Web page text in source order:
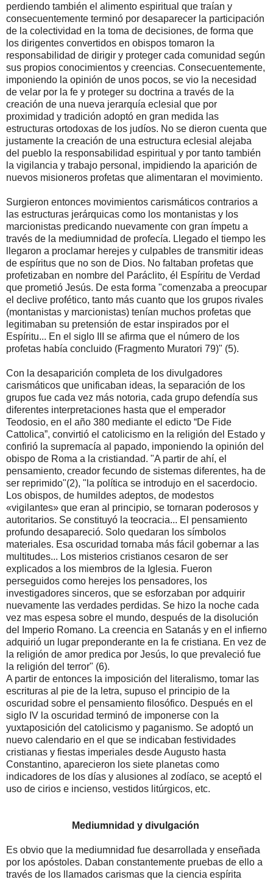
perdiendo también el alimento espiritual que traían y
consecuentemente terminó por desaparecer la participación
de la colectividad en la toma de decisiones, de forma que
los dirigentes convertidos en obispos tomaron la
responsabilidad de dirigir y proteger cada comunidad según
sus propios conocimientos y creencias. Consecuentemente,
imponiendo la opinión de unos pocos, se vio la necesidad
de velar por la fe y proteger su doctrina a través de la
creación de una nueva jerarquía eclesial que por
proximidad y tradición adoptó en gran medida las
estructuras ortodoxas de los judíos. No se dieron cuenta que
justamente la creación de una estructura eclesial alejaba
del pueblo la responsabilidad espiritual y por tanto también
la vigilancia y trabajo personal, impidiendo la aparición de
nuevos misioneros profetas que alimentaran el movimiento.
Surgieron entonces movimientos carismáticos contrarios a
las estructuras jerárquicas como los montanistas y los
marcionistas predicando nuevamente con gran ímpetu a
través de la mediumnidad de profecía. Llegado el tiempo les
llegaron a proclamar herejes y culpables de transmitir ideas
de espíritus que no son de Dios. No faltaban profetas que
profetizaban en nombre del Paráclito, él Espíritu de Verdad
que prometió Jesús. De esta forma "comenzaba a preocupar
el declive profético, tanto más cuanto que los grupos rivales
(montanistas y marcionistas) tenían muchos profetas que
legitimaban su pretensión de estar inspirados por el
Espíritu... En el siglo III se afirma que el número de los
profetas había concluido (Fragmento Muratori 79)" (5).
Con la desaparición completa de los divulgadores
carismáticos que unificaban ideas, la separación de los
grupos fue cada vez más notoria, cada grupo defendía sus
diferentes interpretaciones hasta que el emperador
Teodosio, en el año 380 mediante el edicto “De Fide
Cattolica”, convirtió el catolicismo en la religión del Estado y
confirió la supremacía al papado, imponiendo la opinión del
obispo de Roma a la cristiandad. "A partir de ahí, el
pensamiento, creador fecundo de sistemas diferentes, ha de
ser reprimido"(2), "la política se introdujo en el sacerdocio.
Los obispos, de humildes adeptos, de modestos
«vigilantes» que eran al principio, se tornaran poderosos y
autoritarios. Se constituyó la teocracia... El pensamiento
profundo desapareció. Solo quedaran los símbolos
materiales. Esa oscuridad tornaba más fácil gobernar a las
multitudes... Los misterios cristianos cesaron de ser
explicados a los miembros de la Iglesia. Fueron
perseguidos como herejes los pensadores, los
investigadores sinceros, que se esforzaban por adquirir
nuevamente las verdades perdidas. Se hizo la noche cada
vez mas espesa sobre el mundo, después de la disolución
del Imperio Romano. La creencia en Satanás y en el infierno
adquirió un lugar preponderante en la fe cristiana. En vez de
la religión de amor predica por Jesús, lo que prevaleció fue
la religión del terror" (6).
A partir de entonces la imposición del literalismo, tomar las
escrituras al pie de la letra, supuso el principio de la
oscuridad sobre el pensamiento filosófico. Después en el
siglo IV la oscuridad terminó de imponerse con la
yuxtaposición del catolicismo y paganismo. Se adoptó un
nuevo calendario en el que se indicaban festividades
cristianas y fiestas imperiales desde Augusto hasta
Constantino, aparecieron los siete planetas como
indicadores de los días y alusiones al zodíaco, se aceptó el
uso de cirios e incienso, vestidos litúrgicos, etc.
Mediumnidad y divulgación
Es obvio que la mediumnidad fue desarrollada y enseñada
por los apóstoles. Daban constantemente pruebas de ello a
través de los llamados carismas que la ciencia espírita